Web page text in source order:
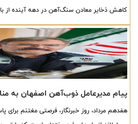
کاهش ذخایر معادن سنگ‌آهن در دهه آینده از
پیام مدیرعامل ذوب‌آهن اصفهان به
هفدهم مرداد، روز خبرنگار، فرصتی مغتنم